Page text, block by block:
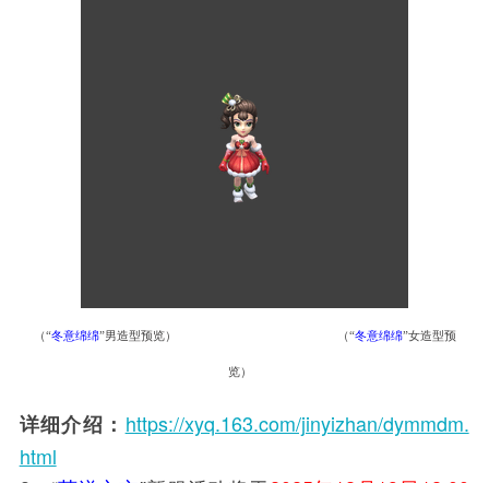
（“冬意绵绵”男造型预览） （“冬意绵绵”女造型预
览）
详细介绍： https://xyq.163.com/jinyizhan/dymmdm.
html